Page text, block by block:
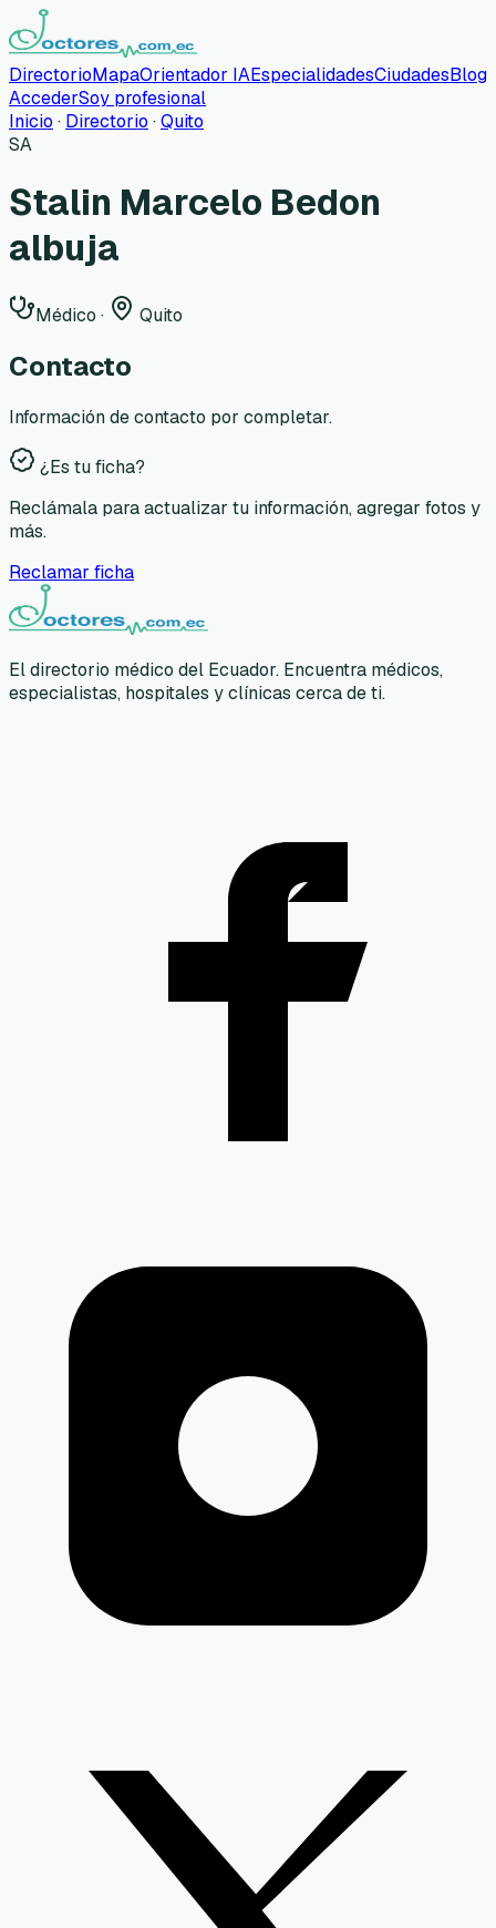
DirectorioMapaOrientador IAEspecialidadesCiudadesBlog
AccederSoy profesional
Inicio · Directorio ·Quito
SA
Stalin Marcelo Bedon
albuja
Médico · Quito
Contacto
Información de contacto por completar.
¿Es tu ficha?
Reclámala para actualizar tu información, agregar fotos y
más.
Reclamar ficha
El directorio médico del Ecuador. Encuentra médicos,
especialistas, hospitales y clínicas cerca de ti.